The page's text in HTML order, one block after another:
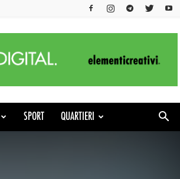
SPORT QUARTIERI